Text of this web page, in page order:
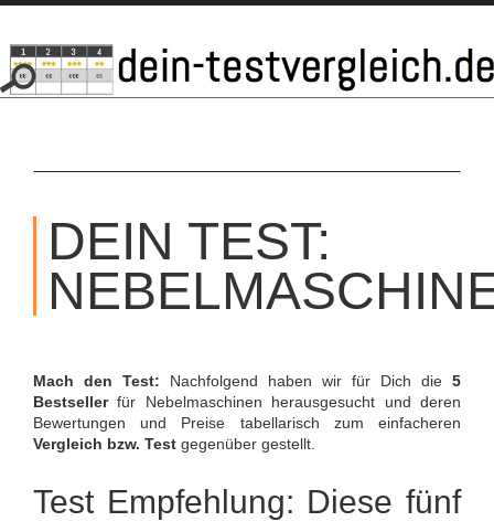
SKIP
CONTENT
DEIN TEST:
Mach den Test: Nachfolgend haben wir für Dich die 5
Bestsellerfür Nebelmaschinen herausgesucht und deren
Bewertungen und Preise tabellarisch zum einfacheren
Vergleich bzw. Test gegenüber gestellt.
Test Empfehlung: Diese fünf